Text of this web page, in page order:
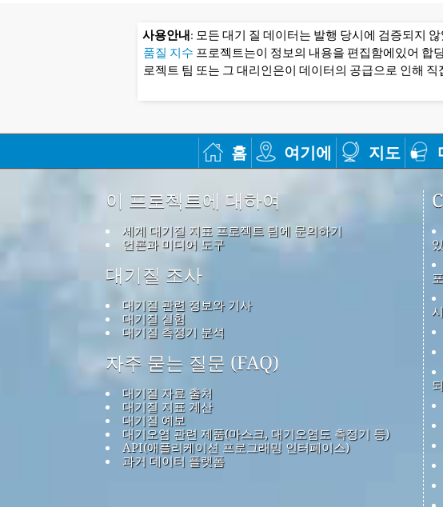
사용안내: 모든 대기 질 데이터는 발행 당시에 검증되지
품질 지수 프로젝트는이 정보의 내용을 편집함에있어 합
로젝트 팀 또는 그 대리인은이 데이터의 공급으로 인해
홈 여기에 지도
이 프로젝트에 대하여
세계 대기질 지표 프로젝트 팀에 문의하기
언론과 미디어 도구
대기질 조사
대기질 관련 정보와 기사
대기질 실험
대기질 측정기 분석
자주 묻는 질문 (FAQ)
대기질 자료 출처
대기질 지표 계산
대기질 예보
대기오염 관련 제품(마스크, 대기오염도 측정기 등)
API(애플리케이션 프로그래밍 인터페이스)
과거 데이터 플랫폼